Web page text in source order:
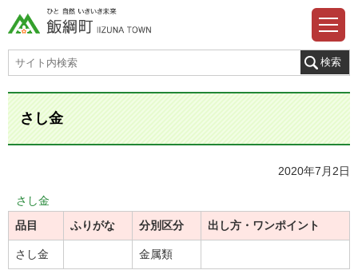
さし金
2020年7月2日
さし金
品目
ふりがな 分別区分 出し方・ワンポイント
さし金 金属類